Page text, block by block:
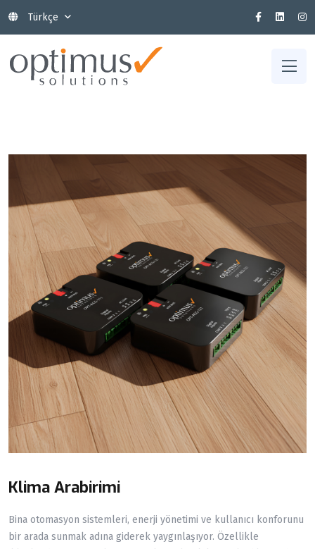
Türkçe
Klima Arabirimi
Bina otomasyon sistemleri, enerji yönetimi ve kullanıcı konforunu
bir arada sunmak adına giderek yaygınlaşıyor. Özellikle